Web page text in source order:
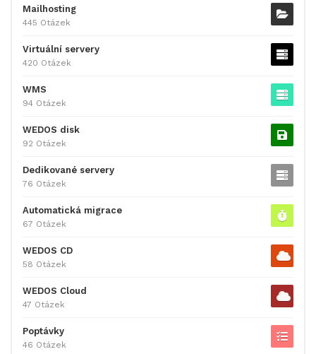
Mailhosting
445 Otázek
Virtuální servery
420 Otázek
WMS
94 Otázek
WEDOS disk
92 Otázek
Dedikované servery
76 Otázek
Automatická migrace
67 Otázek
WEDOS CD
58 Otázek
WEDOS Cloud
47 Otázek
Poptávky
46 Otázek